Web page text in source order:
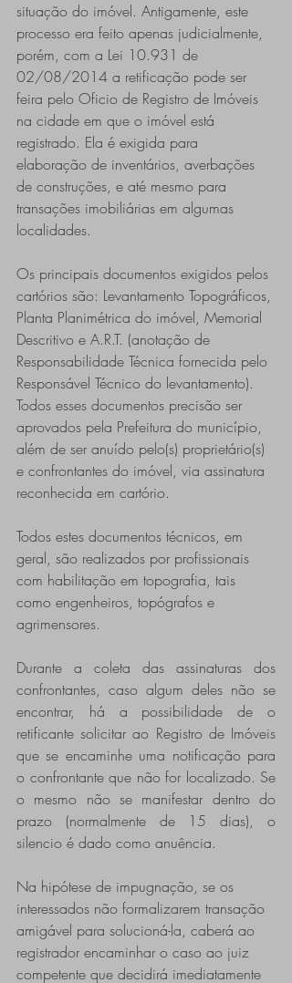
situação do imóvel. Antigamente, este
processo era feito apenas judicialmente,
porém, com a Lei 10.931 de
02/08/2014 a retificação pode ser
feira pelo Oficio de Registro de Imóveis
na cidade em que o imóvel está
registrado. Ela é exigida para
elaboração de inventários, averbações
de construções, e até mesmo para
transações imobiliárias em algumas
localidades.
Os principais documentos exigidos pelos
cartórios são: Levantamento Topográficos,
Planta Planimétrica do imóvel, Memorial
Descritivo e A.R.T. (anotação de
Responsabilidade Técnica fornecida pelo
Responsável Técnico do levantamento).
Todos esses documentos precisão ser
aprovados pela Prefeitura do município,
além de ser anuído pelo(s) proprietário(s)
e confrontantes do imóvel, via assinatura
reconhecida em cartório.
Todos estes documentos técnicos, em
geral, são realizados por profissionais
com habilitação em topografia, tais
como engenheiros, topógrafos e
agrimensores.
Durante a coleta das assinaturas dos
confrontantes, caso algum deles não se
encontrar, há a possibilidade de o
retificante solicitar ao Registro de Imóveis
que se encaminhe uma notificação para
o confrontante que não for localizado. Se
o mesmo não se manifestar dentro do
prazo (normalmente de 15 dias), o
silencio é dado como anuência.
Na hipótese de impugnação, se os
interessados não formalizarem transação
amigável para solucioná-la, caberá ao
registrador encaminhar o caso ao juiz
competente que decidirá imediatamente